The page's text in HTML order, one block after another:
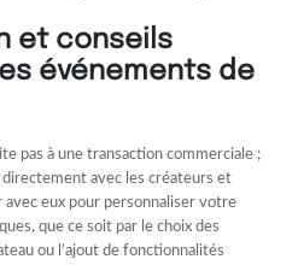
et conseils
événements de
pas à une transaction commerciale ;
directement avec les créateurs et
eux pour personnaliser votre
que ce soit par le choix des
ou l’ajout de fonctionnalités